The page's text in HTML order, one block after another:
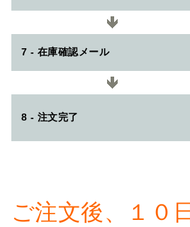
7 - 在庫確認メール
8 - 注文完了
ご注文後、１０